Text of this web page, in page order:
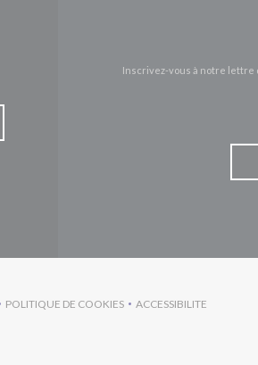
Inscrivez-vous à notre
POLITIQUE DE COOKIES
((OUVRE UNE NOUVELLE FENÊTRE))
ACCESSIBILITE
((OUVRE UNE